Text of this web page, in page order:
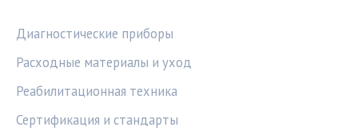
Диагностические приборы
Расходные материалы и уход
Реабилитационная техника
Сертификация и стандарты